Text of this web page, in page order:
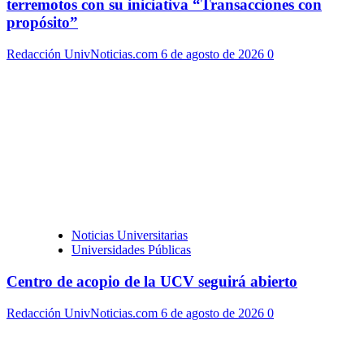
terremotos con su iniciativa “Transacciones con
propósito”
Redacción UnivNoticias.com 6 de agosto de 2026 0
Noticias Universitarias
Universidades Públicas
Centro de acopio de la UCV seguirá abierto
Redacción UnivNoticias.com 6 de agosto de 2026 0